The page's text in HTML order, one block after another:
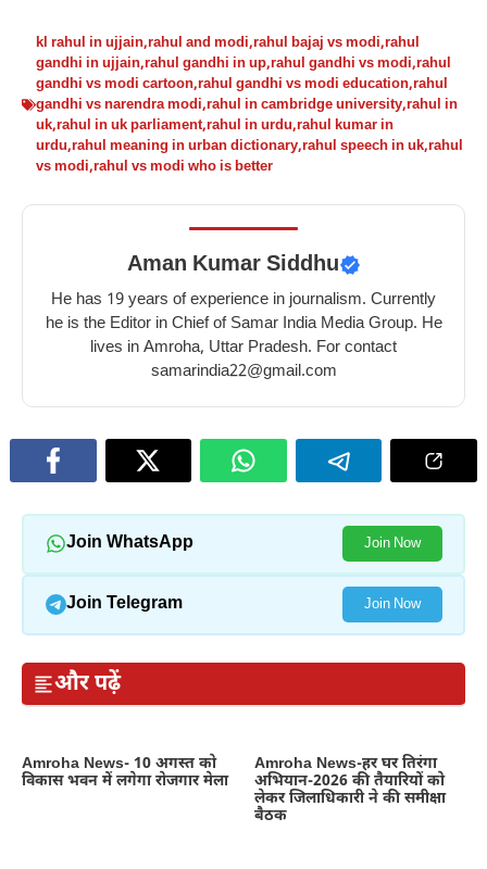
kl rahul in ujjain,rahul and modi,rahul bajaj vs modi,rahul
gandhi in ujjain,rahul gandhi in up,rahul gandhi vs modi,rahul
gandhi vs modi cartoon,rahul gandhi vs modi education,rahul
gandhi vs narendra modi,rahul in cambridge university,rahul in
uk,rahul in uk parliament,rahul in urdu,rahul kumar in
urdu,rahul meaning in urban dictionary,rahul speech in uk,rahul
vs modi,rahul vs modi who is better
Aman Kumar Siddhu
He has 19 years of experience in journalism. Currently
he is the Editor in Chief of Samar India Media Group. He
lives in Amroha, Uttar Pradesh. For contact
samarindia22@gmail.com
Join WhatsApp Join Now
Join Telegram Join Now
और पढ़ें
Amroha News- 10 अगस्त को
विकास भवन में लगेगा रोजगार मेला
Amroha News-हर घर तिरंगा
अभियान-2026 की तैयारियों को
लेकर जिलाधिकारी ने की समीक्षा
बैठक